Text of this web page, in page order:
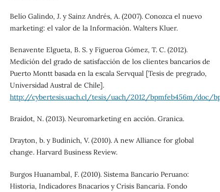
Belío Galindo, J. y Sainz Andrés, A. (2007). Conozca el nuevo
marketing: el valor de la Información. Walters Kluer.
Benavente Elgueta, B. S. y Figueroa Gómez, T. C. (2012).
Medición del grado de satisfacción de los clientes bancarios de
Puerto Montt basada en la escala Servqual [Tesis de pregrado,
Universidad Austral de Chile].
http://cybertesis.uach.cl/tesis/uach/2012/bpmfeb456m/doc/
Braidot, N. (2013). Neuromarketing en acción. Granica.
Drayton, b. y Budinich, V. (2010). A new Alliance for global
change. Harvard Business Review.
Burgos Huanambal, F. (2010). Sistema Bancario Peruano:
Historia, Indicadores Bnacarios y Crisis Bancaria. Fondo